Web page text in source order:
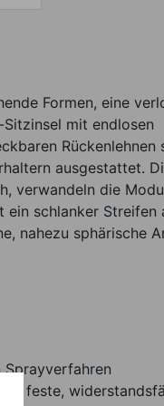
Formen, eine
mit endlosen
Rückenlehnen
ausgestattet.
verwandeln die
ein schlanker Streifen
nahezu sphärische
feste,